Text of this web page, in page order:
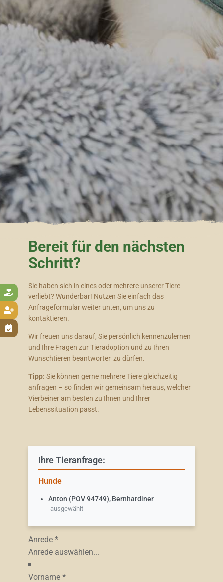



Bereit für den nächsten
Schritt?
Sie haben sich in eines oder mehrere unserer Tiere
verliebt? Wunderbar! Nutzen Sie einfach das
Anfrageformular weiter unten, um uns zu
kontaktieren.
Wir freuen uns darauf, Sie persönlich kennenzulernen
und Ihre Fragen zur Tieradoption und zu Ihren
Wunschtieren beantworten zu dürfen.
Tipp: Sie können gerne mehrere Tiere gleichzeitig
anfragen – so finden wir gemeinsam heraus, welcher
Vierbeiner am besten zu Ihnen und Ihrer
Lebenssituation passt.
Ihre Tieranfrage:
Hunde
Anton (POV 94749), Bernhardiner
Anrede *
Vorname *